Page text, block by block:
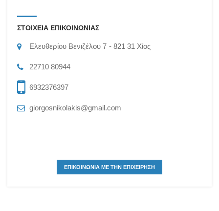
ΣΤΟΙΧΕΙΑ ΕΠΙΚΟΙΝΩΝΙΑΣ
Ελευθερίου Βενιζέλου 7 821 31 Χίος
22710 80944
6932376397
giorgosnikolakis@gmail.com
ΕΠΙΚΟΙΝΩΝΙΑ ΜΕ ΤΗΝ ΕΠΙΧΕΙΡΗΣΗ